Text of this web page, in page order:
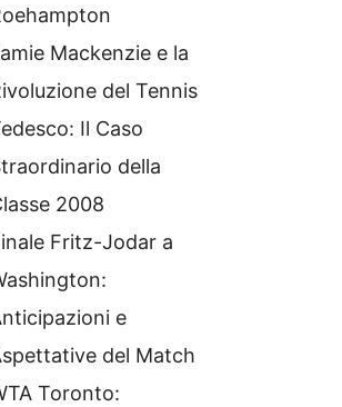
Mackenzie e la
del Tennis
Il Caso
della
2008
Fritz-Jodar a
e
del Match
Toronto: